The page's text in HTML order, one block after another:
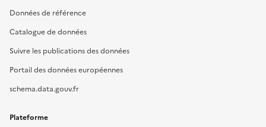
Données de référence
Catalogue de données
Suivre les publications des données
Portail des données européennes
schema.data.gouv.fr
Plateforme